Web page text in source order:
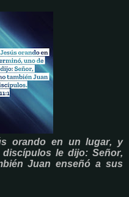
orando en un lugar, y
le dijo: Señor,
Juan enseñó a sus